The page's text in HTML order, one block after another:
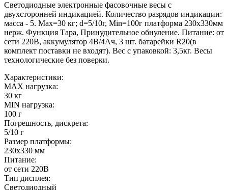
Светодиодные электронные фасовочные весы с
двухсторонней индикацией. Количество разрядов индикации:
масса - 5. Max=30 кг; d=5/10г, Min=100г платформа 230х330мм
нерж. Функция Тара, Принудительное обнуление. Питание: от
сети 220В, аккумулятор 4В/4Ач, 3 шт. батарейки R20(в
комплект поставки не входят). Вес с упаковкой: 3,5кг. Весы
технологические без поверки.
Характеристики:
MAX нагрузка:
30 кг
MIN нагрузка:
100 г
Погрешность, дискрета:
5/10 г
Размер платформы:
230х330 мм
Питание:
от сети 220В
Тип дисплея:
Светодиодный